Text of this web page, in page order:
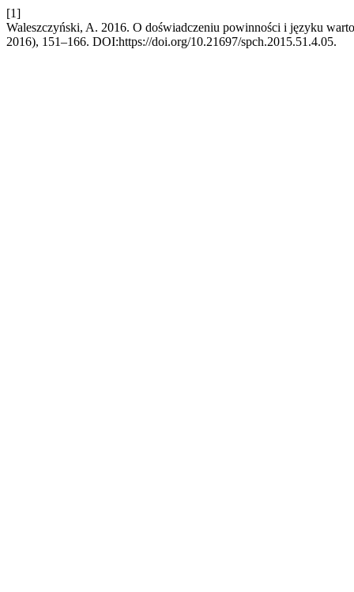
[1]
Waleszczyński, A. 2016. O doświadczeniu powinności i języku
2016), 151–166. DOI:https://doi.org/10.21697/spch.2015.51.4.05.